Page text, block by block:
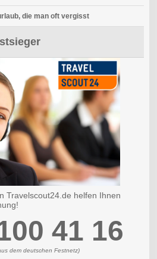
die man oft vergisst
Travelscout24.de helfen Ihnen
41 16
dem deutschen Festnetz)